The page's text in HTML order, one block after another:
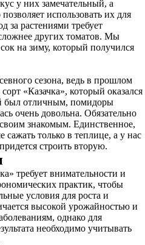
у них замечательный, а
использовать их для
за растениями требует
других томатов. Мы
на зиму, который получился
сезона, ведь в прошлом
«Казачка», который оказался
был отличным, помидоры
очень довольна. Обязательно
знакомым. Единственное,
только в теплице, а у нас
строить вторую.
требует внимательности и
практик, чтобы
условия для роста и
высокой урожайностью и
однако для
необходимо учитывать